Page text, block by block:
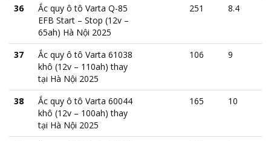
36
Ắc quy ô tô Varta Q-85
EFB Start – Stop (12v –
65ah) Hà Nội 2025
251 8.4
37
Ắc quy ô tô Varta 61038
khô (12v – 110ah) thay
tại Hà Nội 2025
106 9
38
Ắc quy ô tô Varta 60044
khô (12v – 100ah) thay
tại Hà Nội 2025
165 10